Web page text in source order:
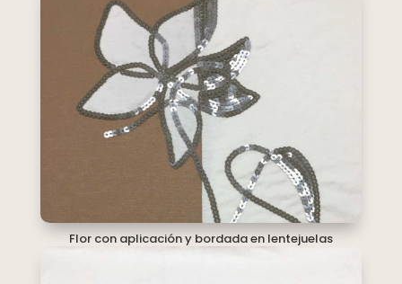
Flor con aplicación y bordada en lentejuelas